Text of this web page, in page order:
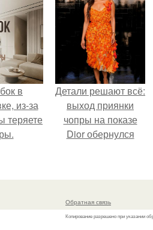
в
из-за
теряете
Детали решают всё:
выход приянки
чопры на показе
Dior обернулся
пошива.
Обратная связь
Копирование разрешено при указании